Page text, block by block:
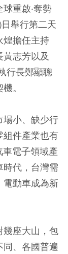
重啟‧奪勢
舉行第二天
煌擔任主持
志芳以及
行長鄭顯聰
。
場小、缺少行
組件產業也有
車電子領域產
時代，台灣需
電動車成為新
幾座大山，包
、各國普遍